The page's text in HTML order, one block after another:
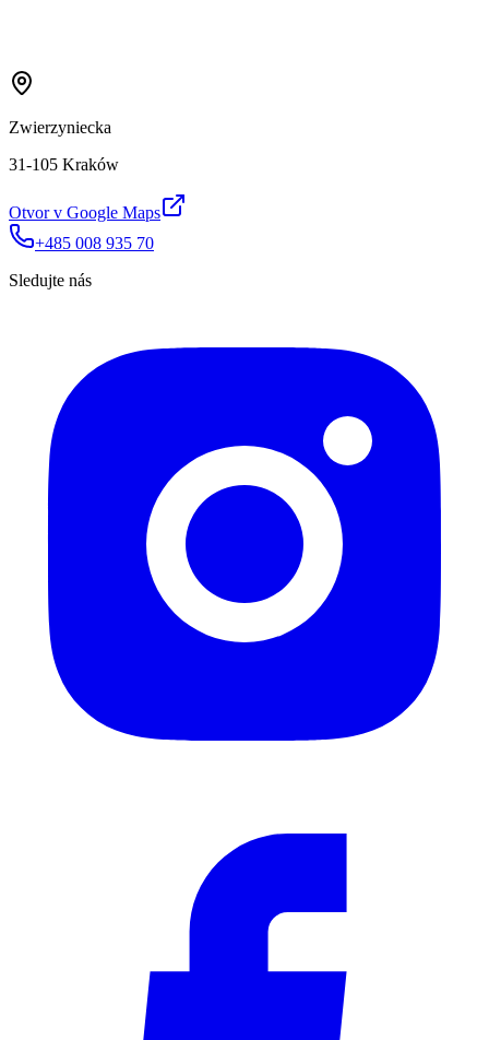
Zwierzyniecka
31-105 Kraków
Otvor v Google Maps
+485 008 935 70
Sledujte nás